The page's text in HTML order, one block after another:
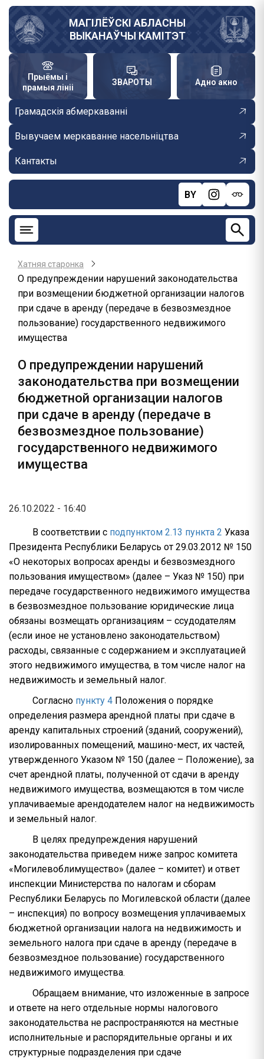
Skip
main
content
МАГІЛЁЎСКІ АБЛАСНЫ
ВЫКАНАЎЧЫ КАМІТЭТ
Прыёмы і
прамыя лініі
ЗВАРОТЫ Адно акно
Грамадскія абмеркаванні
Вывучаем меркаванне насельніцтва
Кантакты
BY
Хатняя старонка
О предупреждении нарушений законодательства
при возмещении бюджетной организации налогов
при сдаче в аренду (передаче в безвозмездное
пользование) государственного недвижимого
имущества
О предупреждении нарушений
законодательства при возмещении
бюджетной организации налогов
при сдаче в аренду (передаче в
безвозмездное пользование)
государственного недвижимого
имущества
26.10.2022 - 16:40
В соответствии с подпунктом 2.13 пункта 2 Указа
Президента Республики Беларусь от 29.03.2012 № 150
«О некоторых вопросах аренды и безвозмездного
пользования имуществом» (далее – Указ № 150) при
передаче государственного недвижимого имущества
в безвозмездное пользование юридические лица
обязаны возмещать организациям – ссудодателям
(если иное не установлено законодательством)
расходы, связанные с содержанием и эксплуатацией
этого недвижимого имущества, в том числе налог на
недвижимость и земельный налог.
Согласно пункту 4 Положения о порядке
определения размера арендной платы при сдаче в
аренду капитальных строений (зданий, сооружений),
изолированных помещений, машино-мест, их частей,
утвержденного Указом № 150 (далее – Положение), за
счет арендной платы, полученной от сдачи в аренду
недвижимого имущества, возмещаются в том числе
уплачиваемые арендодателем налог на недвижимость
и земельный налог.
В целях предупреждения нарушений
законодательства приведем ниже запрос комитета
«Могилевоблимущество» (далее – комитет) и ответ
инспекции Министерства по налогам и сборам
Республики Беларусь по Могилевской области (далее
– инспекция) по вопросу возмещения уплачиваемых
бюджетной организации налога на недвижимость и
земельного налога при сдаче в аренду (передаче в
безвозмездное пользование) государственного
недвижимого имущества.
Обращаем внимание, что изложенные в запросе
и ответе на него отдельные нормы налогового
законодательства не распространяются на местные
исполнительные и распорядительные органы и их
структурные подразделения при сдаче